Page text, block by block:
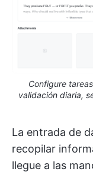
Configure
validación diaria,
La entrada de
recopilar
llegue a las